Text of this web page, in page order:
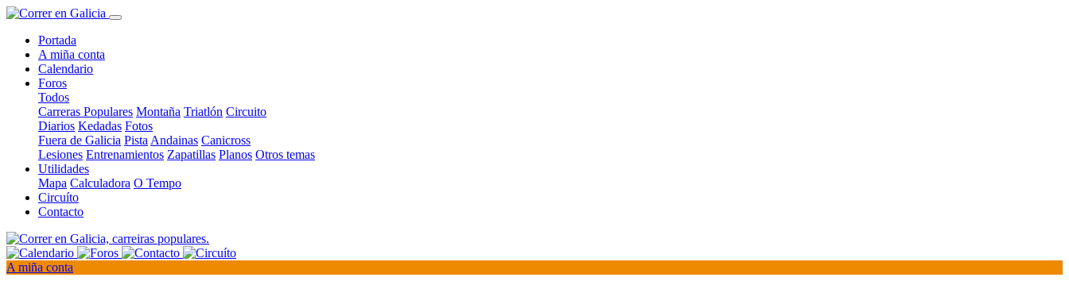
Portada
A miña conta
Calendario
Foros
Todos
Carreras Populares Montaña Triatlón Circuito
Diarios Kedadas Fotos
Fuera de Galicia Pista Andainas Canicross
Lesiones Entrenamientos Zapatillas Planos Otros temas
Utilidades
Mapa Calculadora O Tempo
Circuíto
Contacto
A miña conta